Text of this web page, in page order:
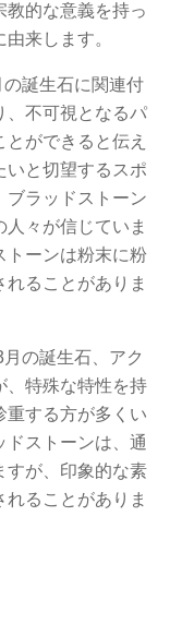
教的な意義を持っ
来します。
誕生石に関連付
、不可視となるパ
ができると伝え
いと切望するスポ
ブラッドストーン
々が信じていま
トーンは粉末に粉
ることがありま
の誕生石、アク
、特殊な特性を持
重する方が多くい
ドストーンは、通
すが、印象的な素
ることがありま